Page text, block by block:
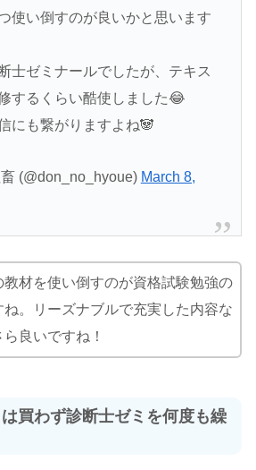
使い倒すのが良いかと思います
士ゼミナールでしたが、テキス
するくらい酷使しました😂
にも繋がりますよね🐼
(@don_no_hyoue) March 8,
教材を使い倒すのが資格試験勉強の
ね。リーズナブルで充実した内容な
良いですね！
買わず診断士ゼミを何度も繰